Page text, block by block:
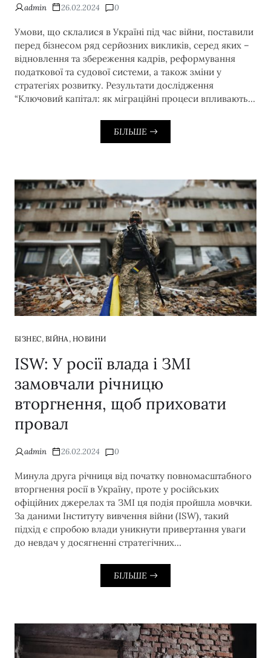
admin 26.02.2024 0
Умови, що склалися в Україні під час війни, поставили
перед бізнесом ряд серйозних викликів, серед яких –
відновлення та збереження кадрів, реформування
податкової та судової системи, а також зміни у
стратегіях розвитку. Результати дослідження
“Ключовий капітал: як міграційні процеси впливають…
БІЛЬШЕ
БІЗНЕС, ВІЙНА, НОВИНИ
ISW: У росії влада і ЗМІ
замовчали річницю
вторгнення, щоб приховати
провал
admin 26.02.2024 0
Минула друга річниця від початку повномасштабного
вторгнення росії в Україну, проте у російських
офіційних джерелах та ЗМІ ця подія пройшла мовчки.
За даними Інституту вивчення війни (ISW), такий
підхід є спробою влади уникнути привертання уваги
до невдач у досягненні стратегічних…
БІЛЬШЕ